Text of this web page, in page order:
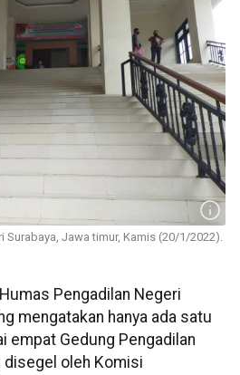
Surabaya, Jawa timur, Kamis (20/1/2022).
Pengadilan Negeri
mengatakan hanya ada satu
empat Gedung Pengadilan
disegel oleh Komisi